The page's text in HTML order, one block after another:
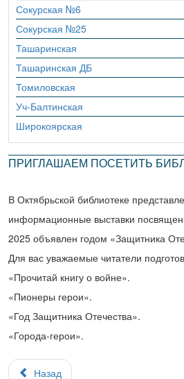
Сокурская №6
Сокурская №25
Ташаринская
Ташаринская ДБ
Томиловская
Уч-Балтинская
Широкоярская
ПРИГЛАШАЕМ ПОСЕТИТЬ
В Октябрьской библиотеке
информационные выставки
2025 объявлен годом «Защитника
Для вас уважаемые читатели
«Прочитай книгу о войне».
«Пионеры герои».
«Год Защитника Отечества».
«Города-герои».
Назад